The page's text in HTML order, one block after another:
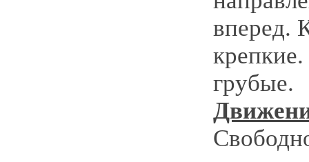
вперед.
грубые.